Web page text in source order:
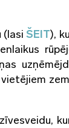
(lasiŠEIT),